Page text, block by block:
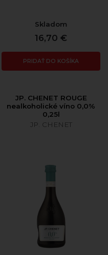
Skladom
16,70 €
PRIDAŤ DO KOŠÍKA
JP. CHENET ROUGE
nealkoholické víno 0,0%
0,25l
JP. CHENET